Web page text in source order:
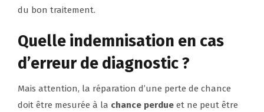
du bon traitement.
Quelle indemnisation en cas
d’erreur de diagnostic ?
Mais attention, la réparation d’une perte de chance
doit être mesurée à la chance perdue et ne peut être